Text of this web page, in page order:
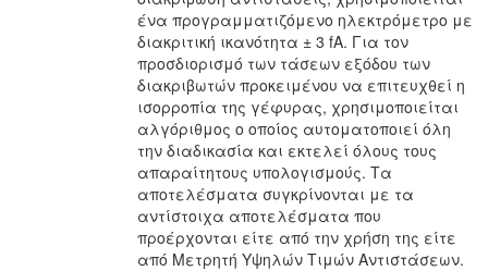
ένα προγραμματιζόμενο ηλεκτρόμετρο με
διακριτική ικανότητα ± 3 fA. Για τον
προσδιορισμό των τάσεων εξόδου των
διακριβωτών προκειμένου να επιτευχθεί η
ισορροπία της γέφυρας, χρησιμοποιείται
αλγόριθμος ο οποίος αυτοματοποιεί όλη
την διαδικασία και εκτελεί όλους τους
απαραίτητους υπολογισμούς. Τα
αποτελέσματα συγκρίνονται με τα
αντίστοιχα αποτελέσματα που
προέρχονται είτε από την χρήση της είτε
από Μετρητή Υψηλών Τιμών Αντιστάσεων.